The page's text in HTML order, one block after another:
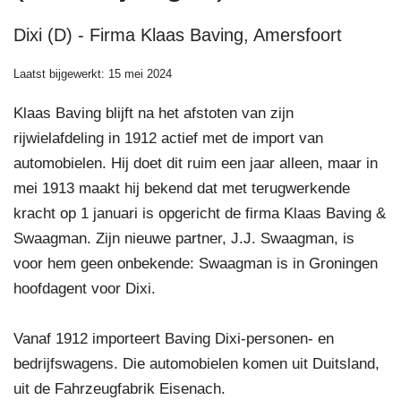
Dixi (D) - Firma Klaas Baving, Amersfoort
Laatst bijgewerkt: 15 mei 2024
Klaas Baving blijft na het afstoten van zijn
rijwielafdeling in 1912 actief met de import van
automobielen. Hij doet dit ruim een jaar alleen, maar in
mei 1913 maakt hij bekend dat met terugwerkende
kracht op 1 januari is opgericht de firma Klaas Baving &
Swaagman. Zijn nieuwe partner, J.J. Swaagman, is
voor hem geen onbekende: Swaagman is in Groningen
hoofdagent voor Dixi.
Vanaf 1912 importeert Baving Dixi‐personen‐ en
bedrijfswagens. Die automobielen komen uit Duitsland,
uit de Fahrzeugfabrik Eisenach.